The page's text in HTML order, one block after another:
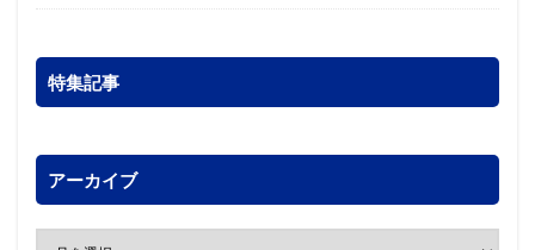
特集記事
アーカイブ